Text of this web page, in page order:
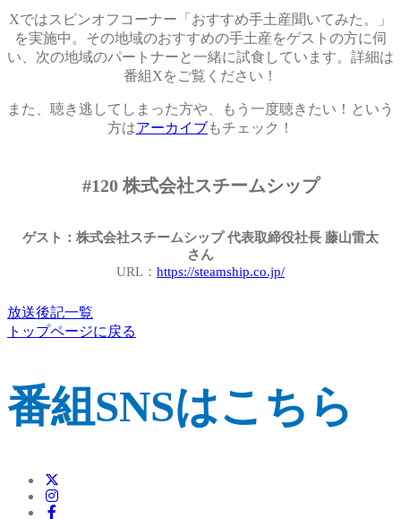
Xではスピンオフコーナー「おすすめ手土産聞いてみた。」
を実施中。その地域のおすすめの手土産をゲストの方に伺
い、次の地域のパートナーと一緒に試食しています。詳細は
番組Xをご覧ください！
また、聴き逃してしまった方や、もう一度聴きたい！という
方はアーカイブもチェック！
#120 株式会社スチームシップ
ゲスト： 株式会社スチームシップ 代表取締役社長 藤山雷太
さん
URL： https://steamship.co.jp/
放送後記一覧
トップページに戻る
番組SNSはこちら